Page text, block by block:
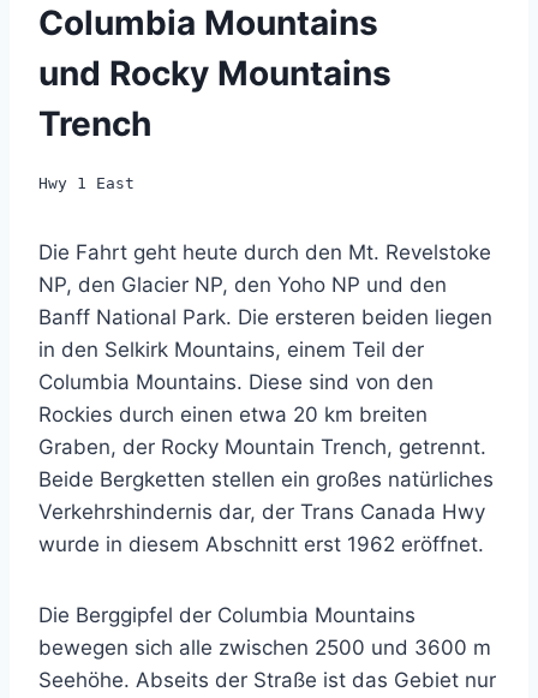
Columbia Mountains
und Rocky Mountains
Trench
Hwy 1 East
Die Fahrt geht heute durch den Mt. Revelstoke
NP, den Glacier NP, den Yoho NP und den
Banff National Park. Die ersteren beiden liegen
in den Selkirk Mountains, einem Teil der
Columbia Mountains. Diese sind von den
Rockies durch einen etwa 20 km breiten
Graben, der Rocky Mountain Trench, getrennt.
Beide Bergketten stellen ein großes natürliches
Verkehrshindernis dar, der Trans Canada Hwy
wurde in diesem Abschnitt erst 1962 eröffnet.
Die Berggipfel der Columbia Mountains
bewegen sich alle zwischen 2500 und 3600 m
Seehöhe. Abseits der Straße ist das Gebiet nur